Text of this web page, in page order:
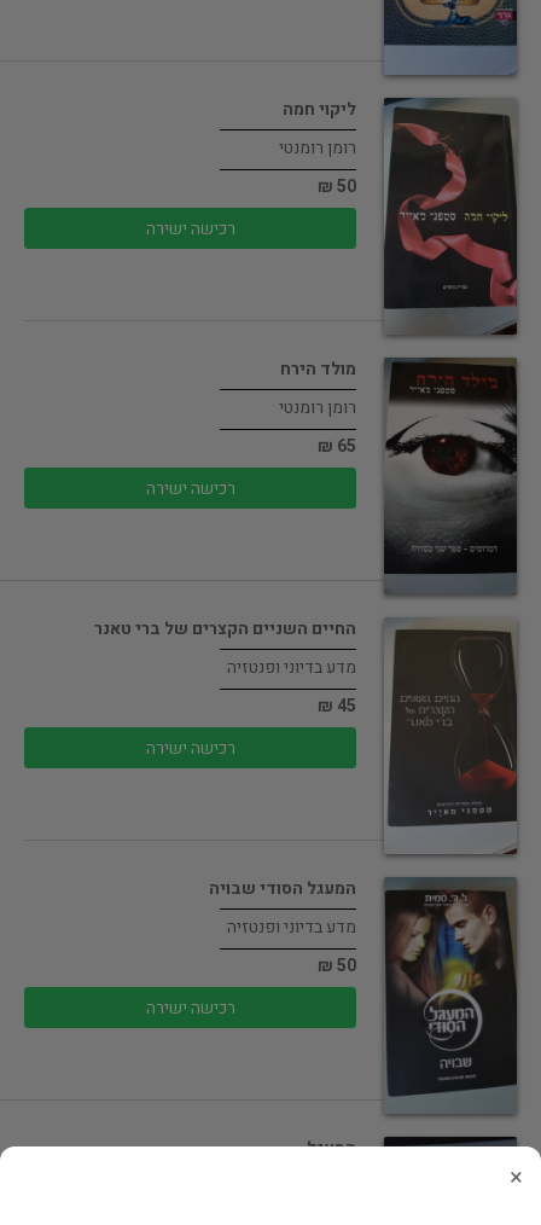
ליקוי חמה
רומן רומנטי
50 ₪
רכישה ישירה
מולד הירח
רומן רומנטי
65 ₪
רכישה ישירה
החיים השניים הקצרים של ברי טאנר
מדע בדיוני ופנטזיה
45 ₪
רכישה ישירה
המעגל הסודי שבויה
מדע בדיוני ופנטזיה
50 ₪
רכישה ישירה
המעגל
×